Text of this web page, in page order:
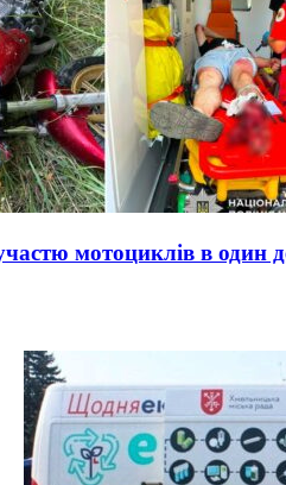
мотоциклів в один